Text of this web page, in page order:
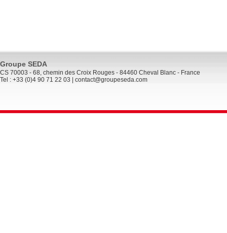
Groupe SEDA
CS 70003 - 68, chemin des Croix Rouges - 84460 Cheval Blanc - France
Tel : +33 (0)4 90 71 22 03 | contact@groupeseda.com